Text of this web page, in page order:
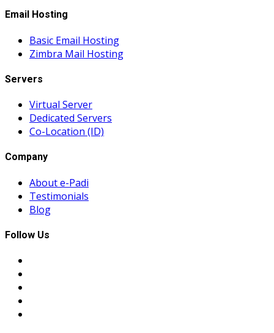
Email Hosting
Basic Email Hosting
Zimbra Mail Hosting
Servers
Virtual Server
Dedicated Servers
Co-Location (ID)
Company
About e-Padi
Testimonials
Blog
Follow Us